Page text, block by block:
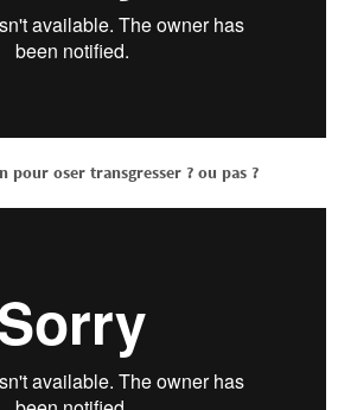
pour oser transgresser ? ou pas ?